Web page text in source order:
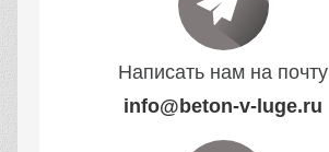
Написать нам на почту
info@beton-v-luge.ru